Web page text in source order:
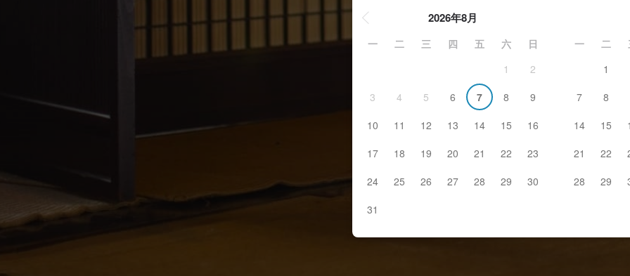
2026年8月
一 二 三 四 五 六
日
1
2
3
4 5 6 7 8
9
10
11 12 13 14 15
16
17
18 19 20 21 22
23
24
25 26 27 28 29
30
31
一 二
1
7
8
14
15
21
22
28
29